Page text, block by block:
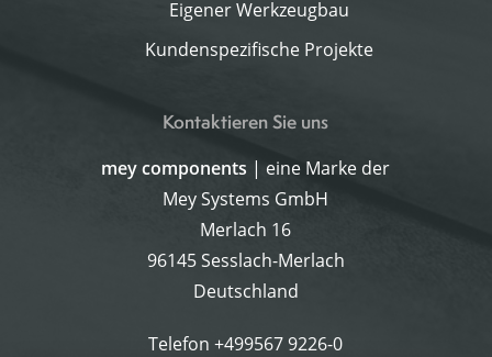
Eigener Werkzeugbau
Kundenspezifische Projekte
Kontaktieren Sie uns
mey components | eine Marke der
Mey Systems GmbH
Merlach 16
96145 Sesslach-Merlach
Deutschland
Telefon+499567 9226-0